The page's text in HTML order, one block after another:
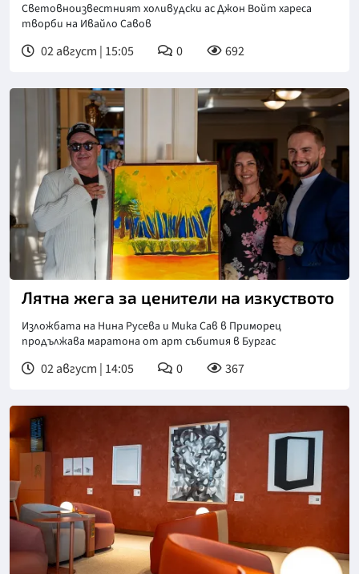
Световноизвестният холивудски ас Джон Войт хареса
творби на Ивайло Савов
02 август | 15:05 0 692
Лятна жега за ценители на изкуството
Изложбата на Нина Русева и Мика Сав в Приморец
продължава маратона от арт събития в Бургас
02 август | 14:05 0 367